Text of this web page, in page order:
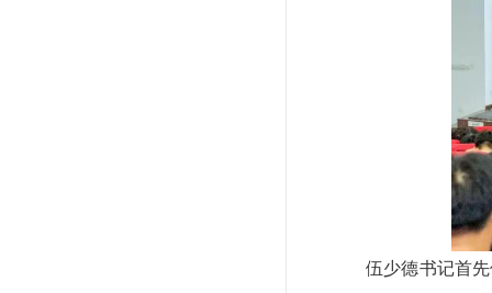
伍少德书记首